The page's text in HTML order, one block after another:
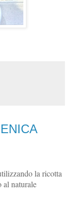
la ricotta
al naturale